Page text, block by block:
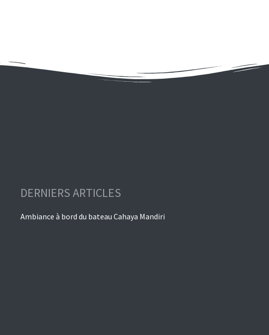
DERNIERS ARTICLES
Ambiance à bord du bateau Cahaya Mandiri